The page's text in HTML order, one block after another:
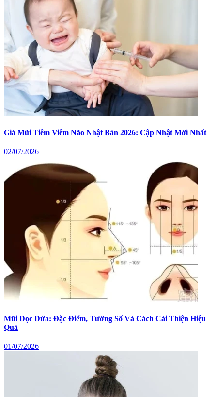
Giá Mũi Tiêm Viêm Não Nhật Bản 2026: Cập Nhật Mới Nhất
02/07/2026
Mũi Dọc Dừa: Đặc Điểm, Tướng Số Và Cách Cải Thiện Hiệu
Quả
01/07/2026